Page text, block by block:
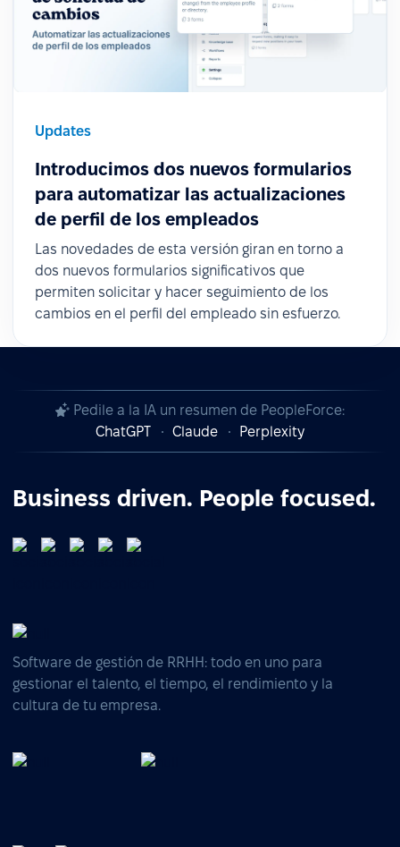
Updates
Introducimos dos nuevos formularios
para automatizar las actualizaciones
de perfil de los empleados
Las novedades de esta versión giran en torno a
dos nuevos formularios significativos que
permiten solicitar y hacer seguimiento de los
cambios en el perfil del empleado sin esfuerzo.
Pedile a la IA un resumen de PeopleForce:
ChatGPT
Claude Perplexity
Business driven. People focused.
Software de gestión de RRHH: todo en uno para
gestionar el talento, el tiempo, el rendimiento y la
cultura de tu empresa.